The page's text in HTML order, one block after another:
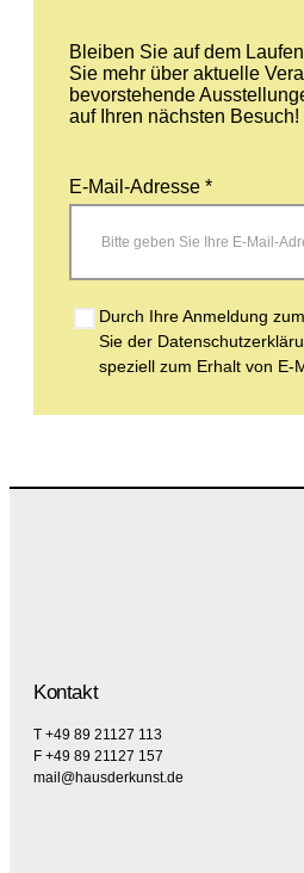
Bleiben Sie auf dem
Sie mehr über aktuelle
bevorstehende
auf Ihren nächsten Besuch!
E-Mail-Adresse *
Durch Ihre Anmeldung
Sie der
speziell zum Erhalt von E-
Kontakt
T +49 89 21127 113
F +49 89 21127 157
mail@hausderkunst.de